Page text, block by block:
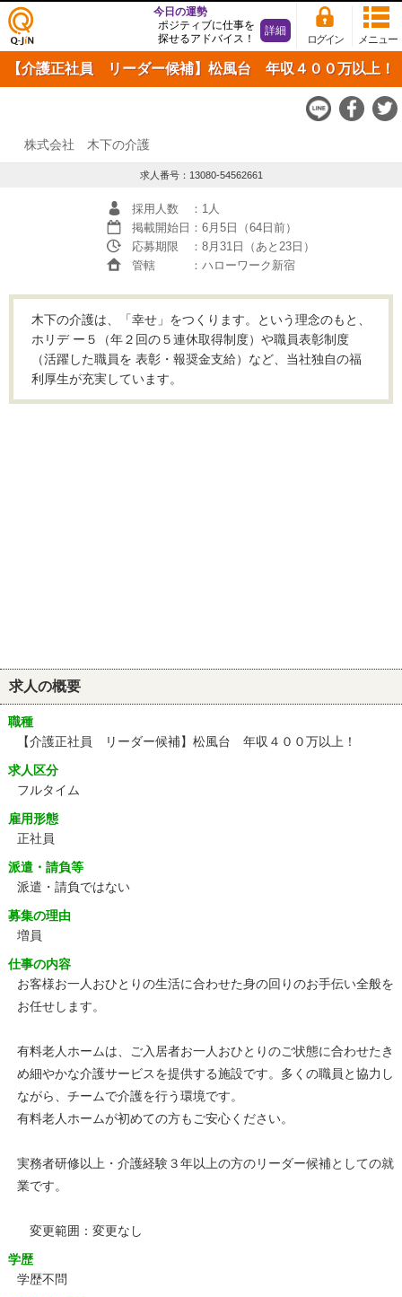
仕事
探し
の求
Q-JiN
メニュー
ログイン
今日の運勢
ポジティブに仕事を
探せるアドバイス！
詳細
【介護正社員 リーダー候補】松風台 年収４００万以上！
株式会社 木下の介護
求人番号：13080-54562661
採用人数
：1人
掲載開始日 ：6月5日（64日前）
応募期限
：8月31日（あと23日）
管轄
：ハローワーク新宿
木下の介護は、「幸せ」をつくります。という理念のもと、
ホリデ ー５（年２回の５連休取得制度）や職員表彰制度
（活躍した職員を 表彰・報奨金支給）など、当社独自の福
利厚生が充実しています。
求人の概要
職種
【介護正社員 リーダー候補】松風台 年収４００万以上！
求人区分
フルタイム
雇用形態
正社員
派遣・請負等
派遣・請負ではない
募集の理由
増員
仕事の内容
お客様お一人おひとりの生活に合わせた身の回りのお手伝い全般を
お任せします。
有料老人ホームは、ご入居者お一人おひとりのご状態に合わせたき
め細やかな介護サービスを提供する施設です。多くの職員と協力し
ながら、チームで介護を行う環境です。
有料老人ホームが初めての方もご安心ください。
実務者研修以上・介護経験３年以上の方のリーダー候補としての就
業です。
変更範囲：変更なし
学歴
学歴不問